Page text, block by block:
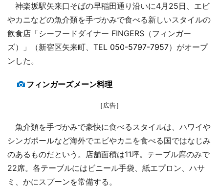
神楽坂駅矢来口そばの早稲田通り沿いに4月25日、エビ
やカニなどの魚介類を手づかみで食べる新しいスタイルの
飲食店「シーフードダイナー FINGERS（フィンガー
ズ）」（新宿区矢来町、TEL 050-5797-7957）がオープ
ンした。
フィンガーズメーン料理
［広告］
魚介類を手づかみで豪快に食べるスタイルは、ハワイや
シンガポールなど海外でエビやカニを食べる国ではなじみ
のあるものだという。店舗面積は11坪。テーブル席のみで
22席。各テーブルにはビニール手袋、紙エプロン、ハサ
ミ、かにスプーンを常備する。